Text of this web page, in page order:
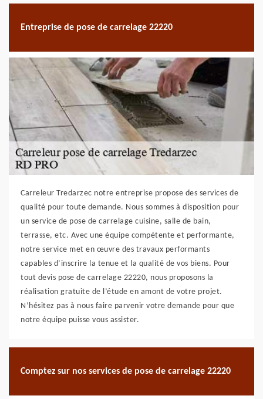
Entreprise de pose de carrelage 22220
Carreleur Tredarzec notre entreprise propose des services de
qualité pour toute demande. Nous sommes à disposition pour
un service de pose de carrelage cuisine, salle de bain,
terrasse, etc. Avec une équipe compétente et performante,
notre service met en œuvre des travaux performants
capables d’inscrire la tenue et la qualité de vos biens. Pour
tout devis pose de carrelage 22220, nous proposons la
réalisation gratuite de l’étude en amont de votre projet.
N’hésitez pas à nous faire parvenir votre demande pour que
notre équipe puisse vous assister.
Comptez sur nos services de pose de carrelage 22220